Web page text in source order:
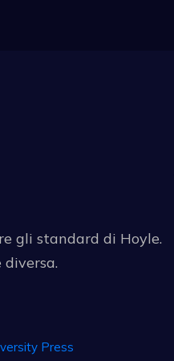
gli standard di Hoyle.
Press